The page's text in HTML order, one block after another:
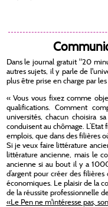
Dans le journal gratuit "20
autres sujets, il y parle de
plus être prise en charge par
« Vous vous fixez comme
qualifications. Comment
universités, chacun choisira
conduisent au chômage.
emplois, que dans des filières
Si je veux faire littérature
littérature ancienne, mais le
ancienne si au bout il y a
d’argent pour créer des
économiques. Le plaisir de la
de la réussite professionnelle
«Le Pen ne m'intéresse pas,